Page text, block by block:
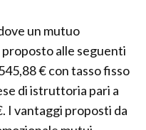
un mutuo
alle seguenti
€ con tasso fisso
di istruttoria pari a
I vantaggi proposti da